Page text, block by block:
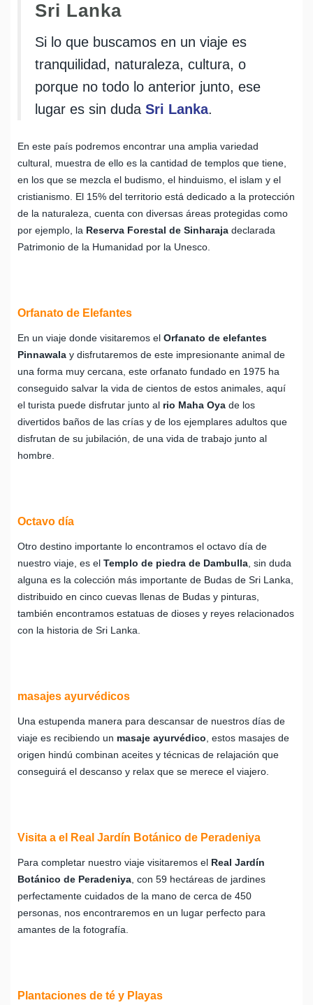
Sri Lanka
Si lo que buscamos en un viaje es
tranquilidad, naturaleza, cultura, o
porque no todo lo anterior junto, ese
lugar es sin duda Sri Lanka.
En este país podremos encontrar una amplia variedad
cultural, muestra de ello es la cantidad de templos que tiene,
en los que se mezcla el budismo, el hinduismo, el islam y el
cristianismo. El 15% del territorio está dedicado a la protección
de la naturaleza, cuenta con diversas áreas protegidas como
por ejemplo, la Reserva Forestal de Sinharaja declarada
Patrimonio de la Humanidad por la Unesco.
Orfanato de Elefantes
En un viaje donde visitaremos el Orfanato de elefantes
Pinnawala y disfrutaremos de este impresionante animal de
una forma muy cercana, este orfanato fundado en 1975 ha
conseguido salvar la vida de cientos de estos animales, aquí
el turista puede disfrutar junto al rio Maha Oya de los
divertidos baños de las crías y de los ejemplares adultos que
disfrutan de su jubilación, de una vida de trabajo junto al
hombre.
Octavo día
Otro destino importante lo encontramos el octavo día de
nuestro viaje, es el Templo de piedra de Dambulla , sin duda
alguna es la colección más importante de Budas de Sri Lanka,
distribuido en cinco cuevas llenas de Budas y pinturas,
también encontramos estatuas de dioses y reyes relacionados
con la historia de Sri Lanka.
masajes ayurvédicos
Una estupenda manera para descansar de nuestros días de
viaje es recibiendo un masaje ayurvédico , estos masajes de
origen hindú combinan aceites y técnicas de relajación que
conseguirá el descanso y relax que se merece el viajero.
Visita a el Real Jardín Botánico de Peradeniya
Para completar nuestro viaje visitaremos el Real Jardín
Botánico de Peradeniya , con 59 hectáreas de jardines
perfectamente cuidados de la mano de cerca de 450
personas, nos encontraremos en un lugar perfecto para
amantes de la fotografía.
Plantaciones de té y Playas